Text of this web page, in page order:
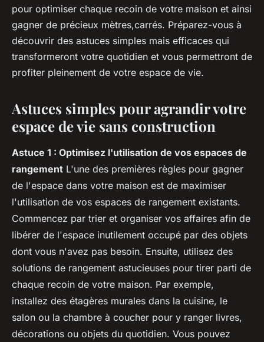
pour optimiser chaque recoin de votre maison et ainsi
gagner de précieux mètres,carrés. Préparez-vous à
découvrir des astuces simples mais efficaces qui
transformeront votre quotidien et vous permettront de
profiter pleinement de votre espace de vie.
Astuces simples pour agrandir votre
espace de vie sans construction
Astuce 1 : Optimisez l'utilisation de vos espaces de
rangement L'une des premières règles pour gagner
de l'espace dans votre maison est de maximiser
l'utilisation de vos espaces de rangement existants.
Commencez par trier et organiser vos affaires afin de
libérer de l'espace inutilement occupé par des objets
dont vous n'avez pas besoin. Ensuite, utilisez des
solutions de rangement astucieuses pour tirer parti de
chaque recoin de votre maison. Par exemple,
installez des étagères murales dans la cuisine, le
salon ou la chambre à coucher pour y ranger livres,
décorations ou objets du quotidien. Vous pouvez